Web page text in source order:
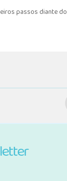
passos diante do